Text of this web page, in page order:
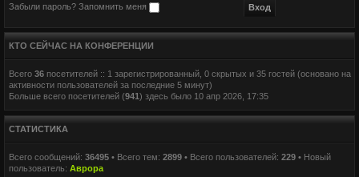
Забыли пароль? Запомнить меня
КТО СЕЙЧАС НА КОНФЕРЕНЦИИ
Всего 36 посетителей :: 1 зарегистрированный, 0 скрытых и 35 гостей (основано на
активности пользователей за последние 5 минут)
Больше всего посетителей (941) здесь было 10 апр 2026, 17:35
СТАТИСТИКА
Всего сообщений: 36495 • Всего тем: 2899 • Всего пользователей: 229 • Новый
пользователь: Аврора